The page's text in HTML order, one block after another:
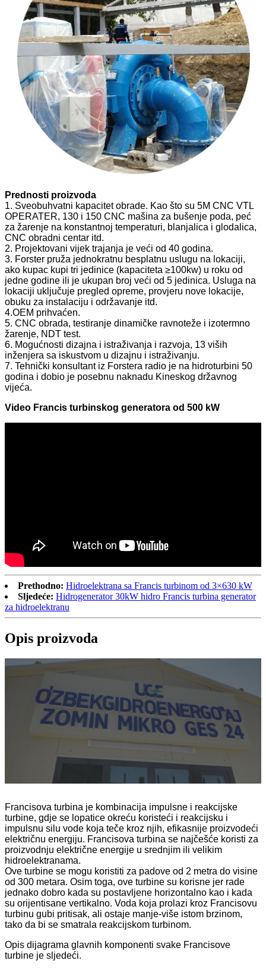
Prednosti proizvoda
1. Sveobuhvatni kapacitet obrade. Kao što su 5M CNC VTL
OPERATER, 130 i 150 CNC mašina za bušenje poda, peć
za žarenje na konstantnoj temperaturi, blanjalica i glodalica,
CNC obradni centar itd.
2. Projektovani vijek trajanja je veći od 40 godina.
3. Forster pruža jednokratnu besplatnu uslugu na lokaciji,
ako kupac kupi tri jedinice (kapaciteta ≥100kw) u roku od
jedne godine ili je ukupan broj veći od 5 jedinica. Usluga na
lokaciji uključuje pregled opreme, provjeru nove lokacije,
obuku za instalaciju i održavanje itd.
4.OEM prihvaćen.
5. CNC obrada, testiranje dinamičke ravnoteže i izotermno
žarenje, NDT test.
6. Mogućnosti dizajna i istraživanja i razvoja, 13 viših
inženjera sa iskustvom u dizajnu i istraživanju.
7. Tehnički konsultant iz Forstera radio je na hidroturbini 50
godina i dobio je posebnu naknadu Kineskog državnog
vijeća.
Video Francis turbinskog generatora od 500 kW
Prethodno: Hidroelektrana sa Francis turbinom od 3×630 kW
Sljedeće: Hidrogenerator 30kW hidro Francis turbina generator
za hidroelektranu
Opis proizvoda
Francisova turbina je kombinacija impulsne i reakcijske
turbine, gdje se lopatice okreću koristeći i reakcijsku i
impulsnu silu vode koja teče kroz njih, efikasnije proizvodeći
električnu energiju. Francisova turbina se najčešće koristi za
proizvodnju električne energije u srednjim ili velikim
hidroelektranama.
Ove turbine se mogu koristiti za padove od 2 metra do visine
od 300 metara. Osim toga, ove turbine su korisne jer rade
jednako dobro kada su postavljene horizontalno kao i kada
su orijentisane vertikalno. Voda koja prolazi kroz Francisovu
turbinu gubi pritisak, ali ostaje manje-više istom brzinom,
tako da bi se smatrala reakcijskom turbinom.
Opis dijagrama glavnih komponenti svake Francisove
turbine je sljedeći.